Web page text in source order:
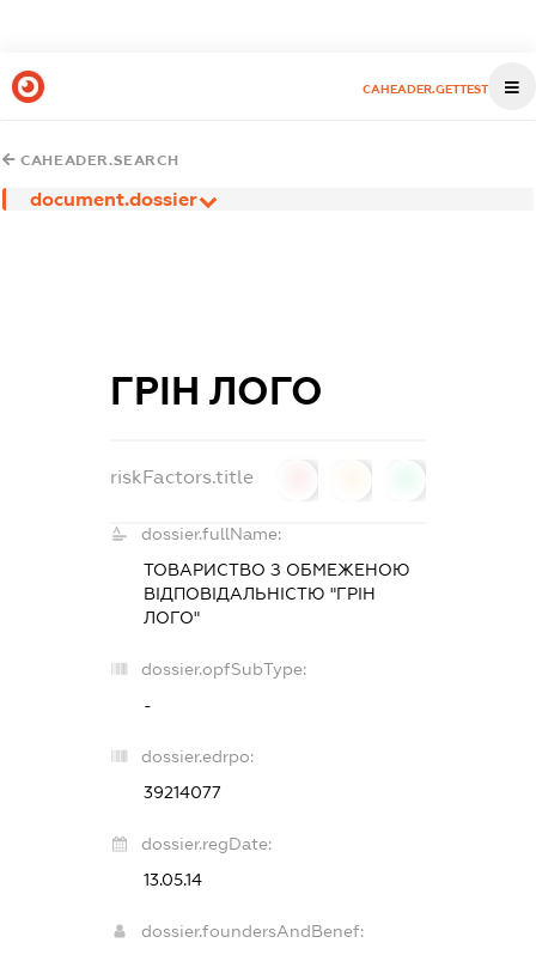
CAHEADER.GETTEST
CAHEADER.SEARCH
document.dossier
ГРІН ЛОГО
riskFactors.title
dossier.fullName:
ТОВАРИСТВО З ОБМЕЖЕНОЮ
ВІДПОВІДАЛЬНІСТЮ "ГРІН
ЛОГО"
dossier.opfSubType:
-
dossier.edrpo:
39214077
dossier.regDate:
13.05.14
dossier.foundersAndBenef: